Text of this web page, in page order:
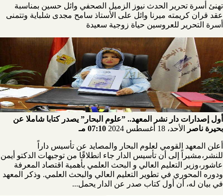
تهنئ أسرة تحرير الحدث نيوز الزميل الصحفي وائل حسين بمناسبة
عقد قران كريمته ميرنا وائل على الأستاذ سامح مجدى شلباية وتتمنى
أسرة التحرير للعروسين حياة زوجية سعيدة
أول إصدارات دار نشر المعهد.. ”علوم البحار” يصدر كتابا شاملا عن
بحيرة ناصر
الأحد، 18 أغسطس 2024 07:10 مـ
أعلن المعهد القومي لعلوم البحار والمصايد عن تأسيس داراً
للنشر،مشيراً إلى أن تأسيس الدار جاء انطلاقًا من توجيهات الدكتو أيمن
عاشور،وزير التعليم العالي و البحث العلمي بأهمية اقتصاد المعرفة
ودوره المحوري في تطوير التعليم العالي والبحث العلمي. وذكر المعهد
في بيان له، أن أول كتاب صدر عن الدار يحمل...